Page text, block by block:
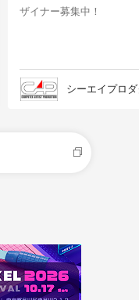
ザイナー募集中！
シーエイプロ